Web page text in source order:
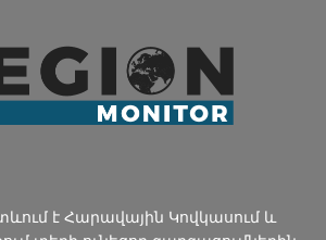
է Հարավային Կովկասում և